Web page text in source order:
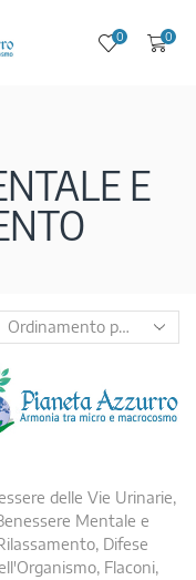
0 0
E
delle Vie Urinarie,
Mentale e
, Difese
, Flaconi,